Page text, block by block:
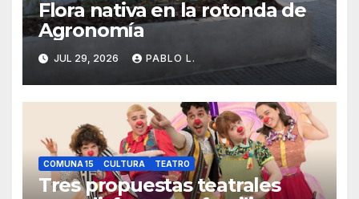
Flora nativa en la rotonda de
Agronomía
JUL 29, 2026 PABLO L.
COMUNA 15 CULTURA TEATRO
Tres propuestas teatrales